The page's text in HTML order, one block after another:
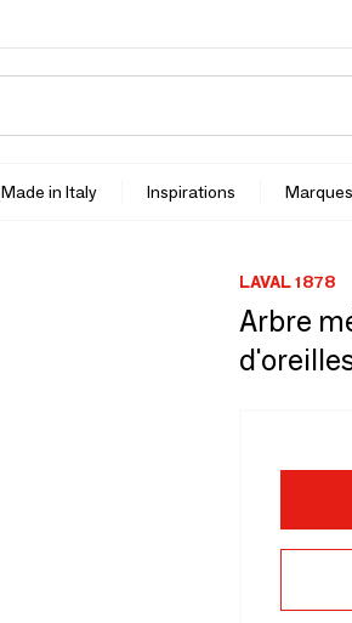
in Italy Inspirations Marques
LAVAL 1878
Arbre